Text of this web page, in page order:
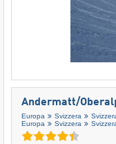
Andermatt/​
Europa Svizzera
Europa
Svizzera